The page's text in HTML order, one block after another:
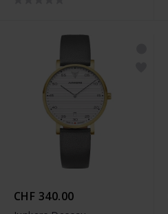
CHF 340.00